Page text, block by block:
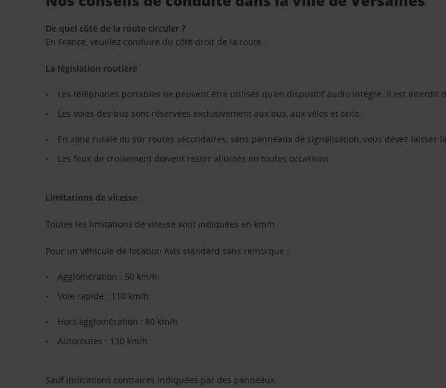
De quel côté de la route circuler ?
En France, veuillez conduire du côté droit de la route .
La législation routière
Les téléphones portables ne peuvent être utilisés qu’en dispositif audio intégré. Il est interdit
Les voies des bus sont réservées exclusivement aux bus, aux vélos et taxis.
En zone rurale ou sur routes secondaires, sans panneaux de signalisation, vous devez
Les feux de croisement doivent rester allumés en toutes occasions
Limitations de vitesse
Toutes les limitations de vitesse sont indiquées en km/h
Pour un véhicule de location Avis standard sans remorque :
Agglomération : 50 km/h
Voie rapide : 110 km/h
Hors agglomération : 80 km/h
Autoroutes : 130 km/h
Sauf indications contraires indiquées par des panneaux.